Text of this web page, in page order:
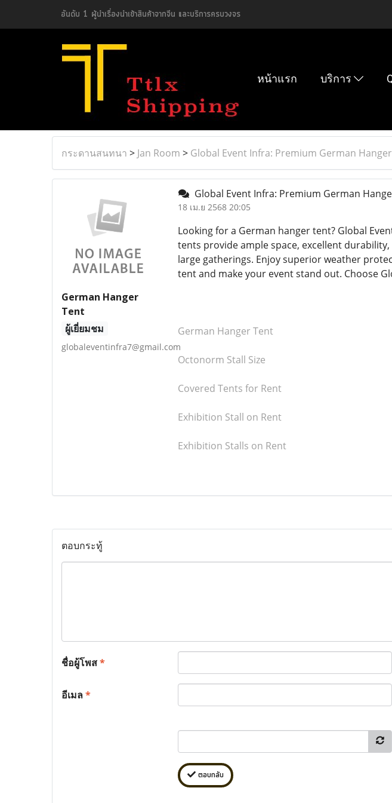
อันดับ 1 ผู้นำเรื่องนำเข้าสินค้าจากจีน และบริการครบวงจร
หน้าแรก บริการ
กระดานสนทนา > Jan Room > Global Event Infra: Premium German
German Hanger
Tent
ผู้เยี่ยมชม
globaleventinfra7@gmail.com
Global Event Infra: Premium German
18 เม.ย 2568 20:05
Looking for a German hanger tent? Global
tents provide ample space, excellent
large gatherings. Enjoy superior weather
tent and make your event stand out. Choose
German Hanger Tent
Octonorm Stall Size
Covered Tents for Rent
Exhibition Stall on Rent
Exhibition Stalls on Rent
ตอบกระทู้
ชื่อผู้โพส*
อีเมล*
ตอบกลับ